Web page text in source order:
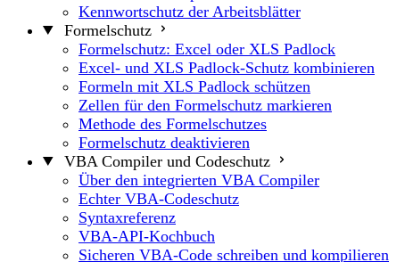
Kennwortschutz der Arbeitsblätter
Formelschutz
Formelschutz: Excel oder XLS Padlock
Excel- und XLS Padlock-Schutz kombinieren
Formeln mit XLS Padlock schützen
Zellen für den Formelschutz markieren
Methode des Formelschutzes
Formelschutz deaktivieren
VBA Compiler und Codeschutz
Über den integrierten VBA Compiler
Echter VBA-Codeschutz
Syntaxreferenz
VBA-API-Kochbuch
Sicheren VBA-Code schreiben und kompilieren